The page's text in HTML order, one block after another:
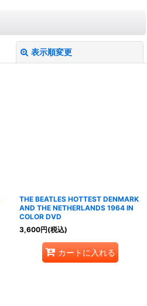
表示順変更
THE BEATLES HOTTEST DENMARK
AND THE NETHERLANDS 1964 IN
COLOR DVD
3,600円(税込)
カートに入れる